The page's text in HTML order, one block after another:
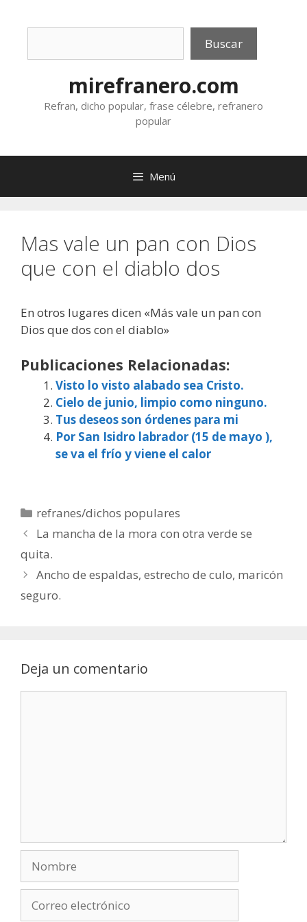
Buscar
mirefranero.com
Refran, dicho popular, frase célebre, refranero
popular
Menú
Mas vale un pan con Dios
que con el diablo dos
En otros lugares dicen «Más vale un pan con
Dios que dos con el diablo»
Publicaciones Relacionadas:
Visto lo visto alabado sea Cristo.
Cielo de junio, limpio como ninguno.
Tus deseos son órdenes para mi
Por San Isidro labrador (15 de mayo ),
se va el frío y viene el calor
Categorías
refranes/dichos populares
La mancha de la mora con otra verde se
quita.
Ancho de espaldas, estrecho de culo, maricón
seguro.
Deja un comentario
electrónico